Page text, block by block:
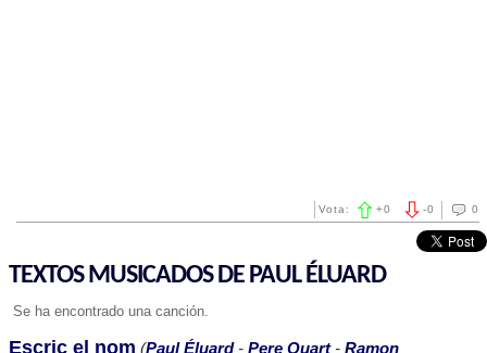
0
-0
Vota: +0
TEXTOS MUSICADOS DE PAUL ÉLUARD
Se ha encontrado una canción.
Escric el nom (Paul Éluard- Pere Quart- Ramon